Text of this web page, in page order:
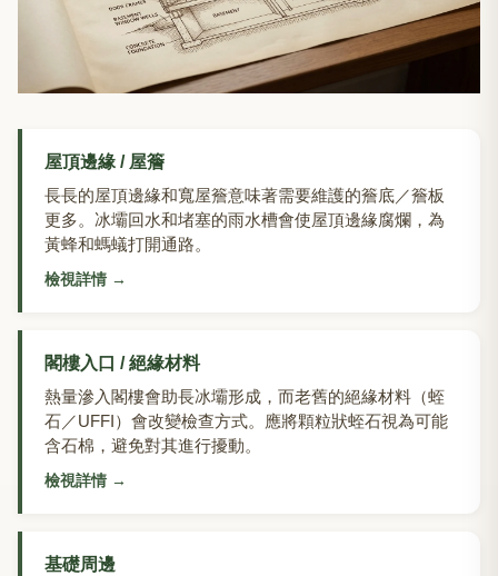
屋頂邊緣 / 屋簷
長長的屋頂邊緣和寬屋簷意味著需要維護的簷底／簷板
更多。冰壩回水和堵塞的雨水槽會使屋頂邊緣腐爛，為
黃蜂和螞蟻打開通路。
檢視詳情 →
閣樓入口 / 絕緣材料
熱量滲入閣樓會助長冰壩形成，而老舊的絕緣材料（蛭
石／UFFI）會改變檢查方式。應將顆粒狀蛭石視為可能
含石棉，避免對其進行擾動。
檢視詳情 →
基礎周邊